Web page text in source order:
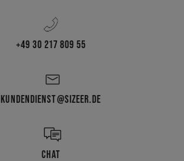
+49 30 217 809 55
KUNDENDIENST@SIZEER.DE
CHAT